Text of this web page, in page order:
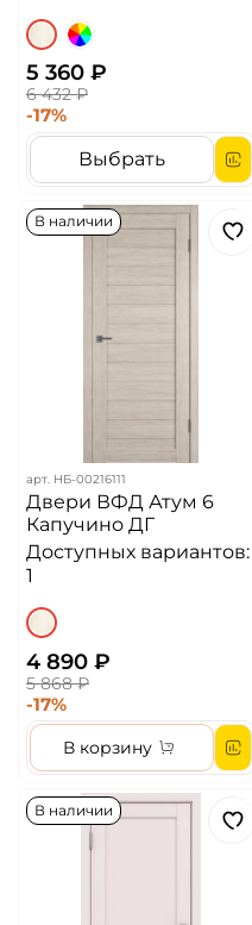
5 360 ₽
6 432 ₽
-17%
Выбрать
В наличии
арт. НБ-00216111
Двери ВФД Атум 6
Капучино ДГ
Доступных вариантов:
1
4 890 ₽
5 868 ₽
-17%
В корзину
В наличии